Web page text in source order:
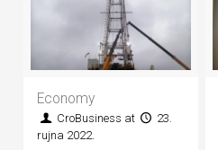
Economy
CroBusiness at
23.
rujna 2022.